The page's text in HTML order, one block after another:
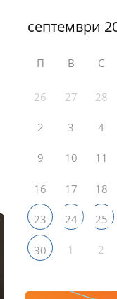
П В С
26 27 28
2 3 4
9 10 11
16 17 18
23 24 25
30 1 2